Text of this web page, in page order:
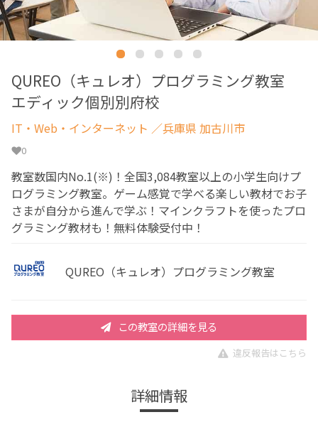
QUREO（キュレオ）プログラミング教室
エディック個別別府校
IT・Web・インターネット ／兵庫県 加古川市
0
教室数国内No.1(※)！全国3,084教室以上の小学生向けプ
ログラミング教室。ゲーム感覚で学べる楽しい教材でお子
さまが自分から進んで学ぶ！マインクラフトを使ったプロ
グラミング教材も！無料体験受付中！
QUREO（キュレオ）プログラミング教室
この教室の詳細を見る
違反報告はこちら
詳細情報